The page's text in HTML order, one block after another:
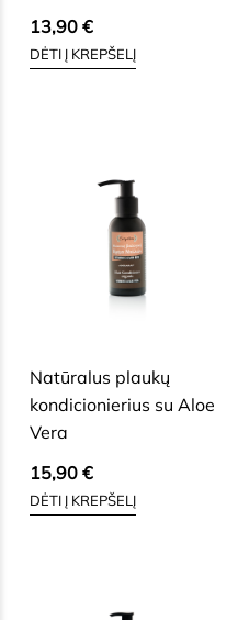
13,90 €
DĖTI Į KREPŠELĮ
Natūralus plaukų
kondicionierius su Aloe
Vera
15,90 €
DĖTI Į KREPŠELĮ